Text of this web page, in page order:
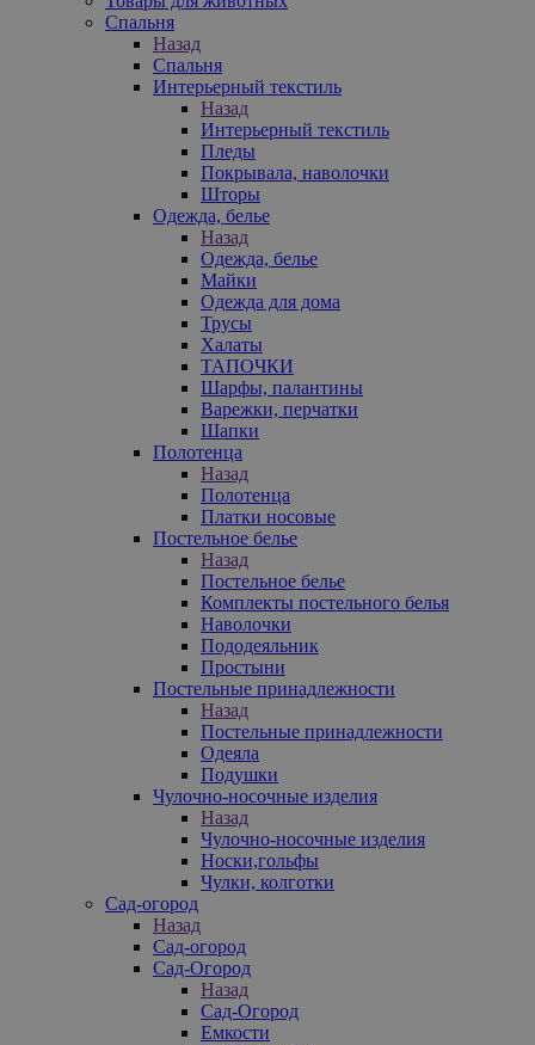
Спальня
Назад
Спальня
Интерьерный текстиль
Назад
Интерьерный текстиль
Пледы
Покрывала, наволочки
Шторы
Одежда, белье
Назад
Одежда, белье
Майки
Одежда для дома
Трусы
Халаты
ТАПОЧКИ
Шарфы, палантины
Варежки, перчатки
Шапки
Полотенца
Назад
Полотенца
Платки носовые
Постельное белье
Назад
Постельное белье
Комплекты постельного белья
Наволочки
Пододеяльник
Простыни
Постельные принадлежности
Назад
Постельные принадлежности
Одеяла
Подушки
Чулочно-носочные изделия
Назад
Чулочно-носочные изделия
Носки,гольфы
Чулки, колготки
Сад-огород
Назад
Сад-огород
Сад-Огород
Назад
Сад-Огород
Емкости